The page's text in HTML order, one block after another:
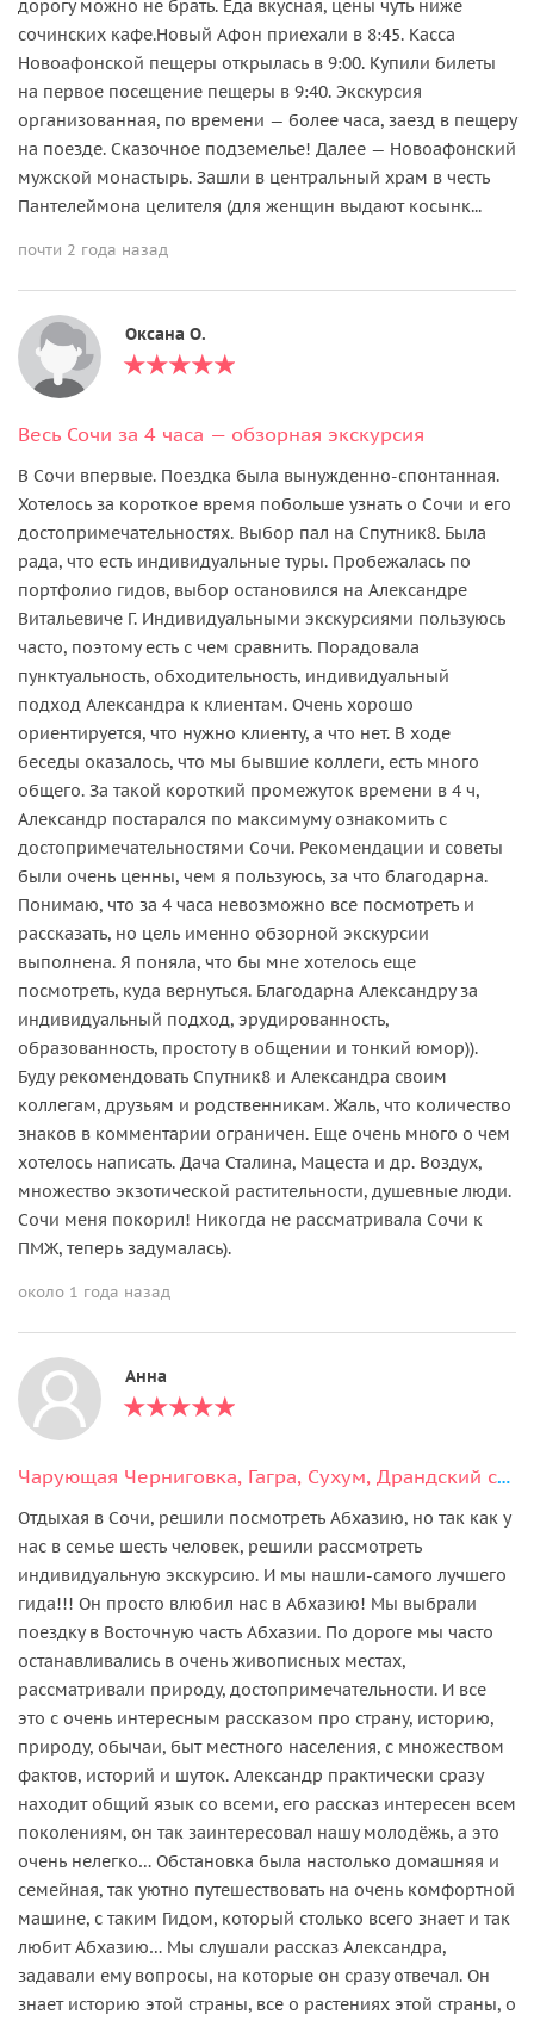
дорогу можно не брать. Еда вкусная, цены чуть ниже
сочинских кафе.Новый Афон приехали в 8:45. Касса
Новоафонской пещеры открылась в 9:00. Купили билеты
на первое посещение пещеры в 9:40. Экскурсия
организованная, по времени — более часа, заезд в пещеру
на поезде. Сказочное подземелье! Далее — Новоафонский
мужской монастырь. Зашли в центральный храм в честь
Пантелеймона целителя (для женщин выдают косынк...
почти 2 года назад
Оксана О.
Весь Сочи за 4 часа — обзорная экскурсия
В Сочи впервые. Поездка была вынужденно-спонтанная.
Хотелось за короткое время побольше узнать о Сочи и его
достопримечательностях. Выбор пал на Спутник8. Была
рада, что есть индивидуальные туры. Пробежалась по
портфолио гидов, выбор остановился на Александре
Витальевиче Г. Индивидуальными экскурсиями пользуюсь
часто, поэтому есть с чем сравнить. Порадовала
пунктуальность, обходительность, индивидуальный
подход Александра к клиентам. Очень хорошо
ориентируется, что нужно клиенту, а что нет. В ходе
беседы оказалось, что мы бывшие коллеги, есть много
общего. За такой короткий промежуток времени в 4 ч,
Александр постарался по максимуму ознакомить с
достопримечательностями Сочи. Рекомендации и советы
были очень ценны, чем я пользуюсь, за что благодарна.
Понимаю, что за 4 часа невозможно все посмотреть и
рассказать, но цель именно обзорной экскурсии
выполнена. Я поняла, что бы мне хотелось еще
посмотреть, куда вернуться. Благодарна Александру за
индивидуальный подход, эрудированность,
образованность, простоту в общении и тонкий юмор)).
Буду рекомендовать Спутник8 и Александра своим
коллегам, друзьям и родственникам. Жаль, что количество
знаков в комментарии ограничен. Еще очень много о чем
хотелось написать. Дача Сталина, Мацеста и др. Воздух,
множество экзотической растительности, душевные люди.
Сочи меня покорил! Никогда не рассматривала Сочи к
ПМЖ, теперь задумалась).
около 1 года назад
Анна
Чарующая Черниговка, Гагра, Сухум, Драндский собор и горячий Кындыг
Отдыхая в Сочи, решили посмотреть Абхазию, но так как у
нас в семье шесть человек, решили рассмотреть
индивидуальную экскурсию. И мы нашли-самого лучшего
гида!!! Он просто влюбил нас в Абхазию! Мы выбрали
поездку в Восточную часть Абхазии. По дороге мы часто
останавливались в очень живописных местах,
рассматривали природу, достопримечательности. И все
это с очень интересным рассказом про страну, историю,
природу, обычаи, быт местного населения, с множеством
фактов, историй и шуток. Александр практически сразу
находит общий язык со всеми, его рассказ интересен всем
поколениям, он так заинтересовал нашу молодёжь, а это
очень нелегко… Обстановка была настолько домашняя и
семейная, так уютно путешествовать на очень комфортной
машине, с таким Гидом, который столько всего знает и так
любит Абхазию… Мы слушали рассказ Александра,
задавали ему вопросы, на которые он сразу отвечал. Он
знает историю этой страны, все о растениях этой страны, о